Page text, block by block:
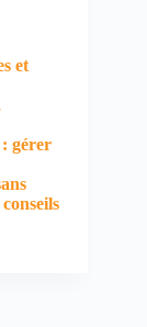
et
gérer